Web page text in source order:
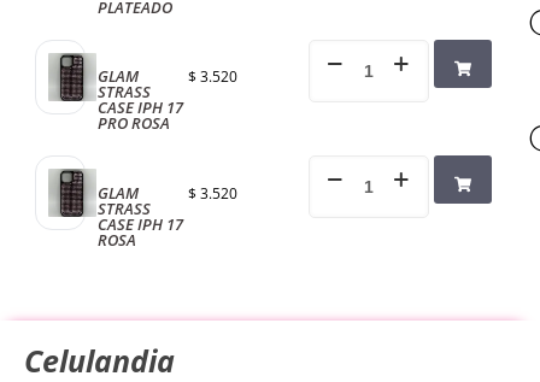
PLATEADO
GLAM
STRASS
CASE IPH 17
PRO ROSA
$ 3.520
GLAM
STRASS
CASE IPH 17
ROSA
$ 3.520
Celulandia